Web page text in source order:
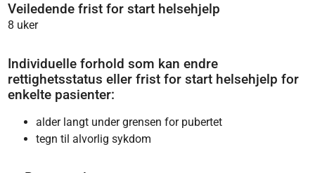
Veiledende frist for start helsehjelp
8 uker
Individuelle forhold som kan endre
rettighetsstatus eller frist for start helsehjelp for
enkelte pasienter:
alder langt under grensen for pubertet
tegn til alvorlig sykdom